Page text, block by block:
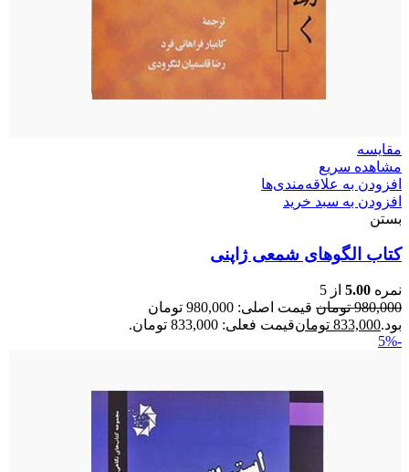
مقایسه
مشاهده سریع
افزودن به علاقه‌مندی‌ها
افزودن به سبد خرید
بستن
کتاب الگوهای شمعی ژاپنی
نمره 5.00 از 5
980,000 تومان
قیمت اصلی: 980,000 تومان
بود.833,000 تومانقیمت فعلی: 833,000 تومان.
-5%